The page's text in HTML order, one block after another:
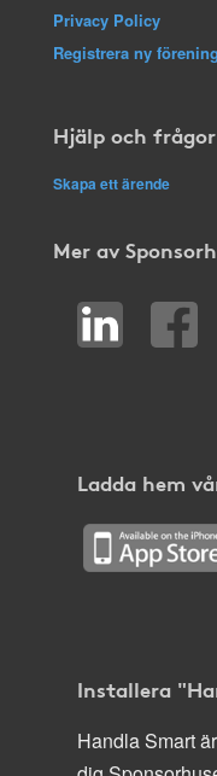
Privacy Policy
Registrera ny förening
Hjälp och frågor
Skapa ett ärende
Mer av
Ladda hem
Installera
Handla Smart